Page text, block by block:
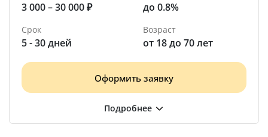
3 000 – 30 000 ₽ до 0.8%
Срок
5 - 30 дней
Возраст
от 18 до 70 лет
Оформить заявку